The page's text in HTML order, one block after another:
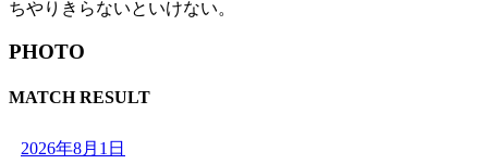
ちやりきらないといけない。
PHOTO
MATCH RESULT
2026年8月1日